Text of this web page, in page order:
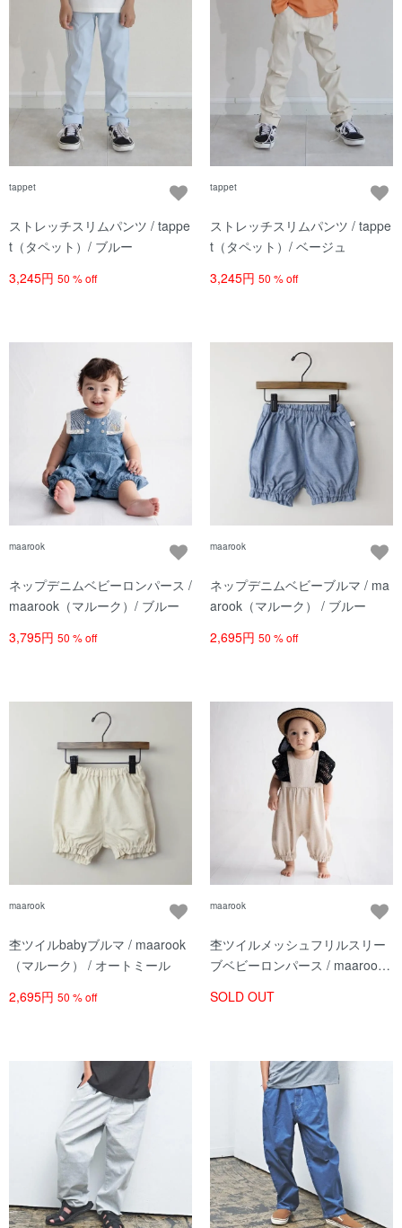
tappet
ストレッチスリムパンツ / tappe
t（タペット）/ ブルー
3,245円 50 % off
tappet
ストレッチスリムパンツ / tappe
t（タペット）/ ベージュ
3,245円 50 % off
maarook
ネップデニムベビーロンパース /
maarook（マルーク）/ ブルー
3,795円 50 % off
maarook
ネップデニムベビーブルマ / ma
arook（マルーク） / ブルー
2,695円 50 % off
maarook
杢ツイルbabyブルマ / maarook
（マルーク） / オートミール
2,695円 50 % off
maarook
杢ツイルメッシュフリルスリー
ブベビーロンパース / maarook
SOLD OUT